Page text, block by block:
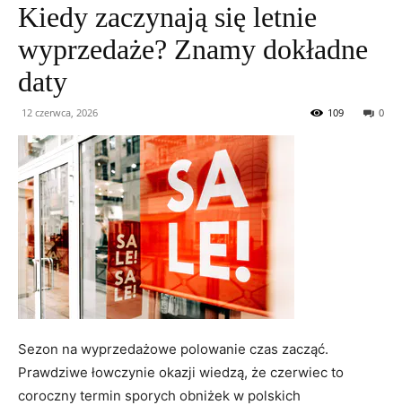
Kiedy zaczynają się letnie
wyprzedaże? Znamy dokładne
daty
12 czerwca, 2026 0
109
Sezon na wyprzedażowe polowanie czas zacząć.
Prawdziwe łowczynie okazji wiedzą, że czerwiec to
coroczny termin sporych obniżek w polskich